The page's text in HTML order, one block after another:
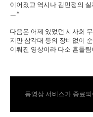
이어졌고 역시나 김민정의
ㅡ*
다음은 어제 있었던 시사회
지만 삼각대 등의 장비없이
이뤄진 영상이라 다소 흔들
동영상 서비스가 종료